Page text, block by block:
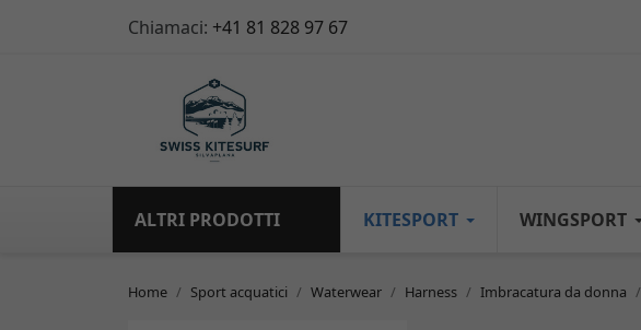
Chiamaci: +41 81 828 97 67
ALTRI PRODOTTI KITESPORT WINGSPORT
Home Sport acquatici Waterwear Harness Imbracatura da donna